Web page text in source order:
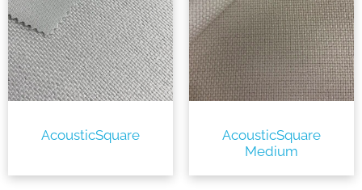
AcousticSquare
AcousticSquare
Medium